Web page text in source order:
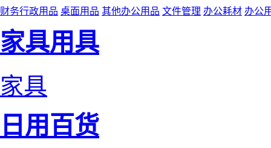
财务行政用品 桌面用品 其他办公用品 文件管理 办公耗材 办公
家具用具
家具
日用百货